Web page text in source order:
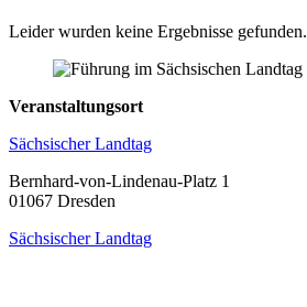
Leider wurden keine Ergebnisse gefunden.
Veranstaltungsort
Sächsischer Landtag
Bernhard-von-Lindenau-Platz 1
01067 Dresden
Sächsischer Landtag